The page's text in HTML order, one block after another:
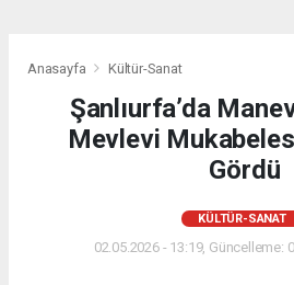
Anasayfa Kültür-Sanat
Şanlıurfa’da
Mevlevi
Gördü
KÜLTÜR-SANAT
02.05.2026 - 13:19, Güncelleme: